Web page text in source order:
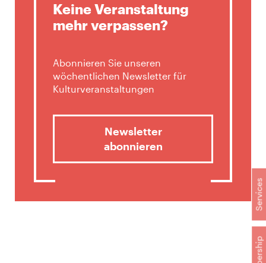
Services
Keine Veranstaltung
mehr verpassen?
Abonnieren Sie unseren
wöchentlichen Newsletter für
Kulturveranstaltungen
Newsletter
abonnieren